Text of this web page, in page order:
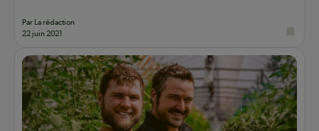
Par La rédaction
22 juin 2021